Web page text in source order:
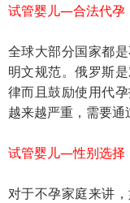
试管婴儿—合法代孕
全球大部分国家都
明文规范。俄罗斯
律而且鼓励使用代
越来越严重，需要通
试管婴儿—性别选择
对于不孕家庭来讲